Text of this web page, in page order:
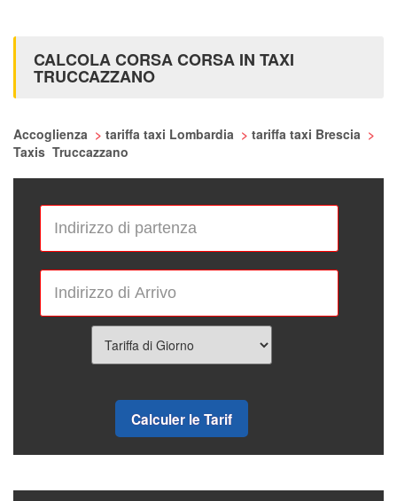
CALCOLA CORSA CORSA IN TAXI
TRUCCAZZANO
Accoglienza > tariffa taxi Lombardia > tariffa taxi Brescia >
Taxis Truccazzano
Calculer le Tarif